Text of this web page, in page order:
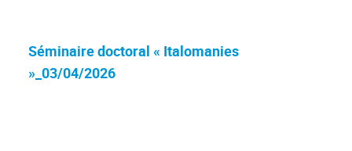
Séminaire doctoral « Italomanies
»_03/04/2026